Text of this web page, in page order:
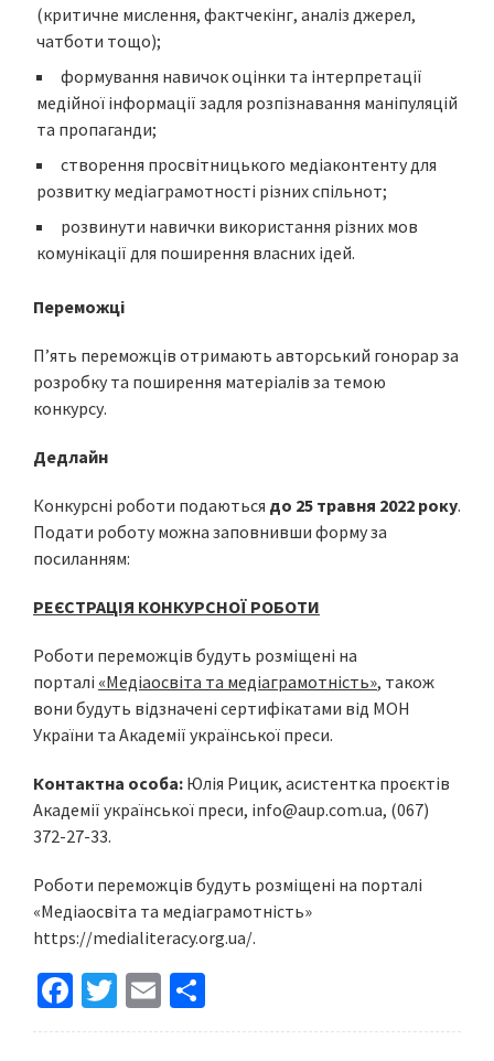
(критичне мислення, фактчекінг, аналіз джерел,
чатботи тощо);
формування навичок оцінки та інтерпретації
медійної інформації задля розпізнавання маніпуляцій
та пропаганди;
створення просвітницького медіаконтенту для
розвитку медіаграмотності різних спільнот;
розвинути навички використання різних мов
комунікації для поширення власних ідей.
Переможці
П’ять переможців отримають авторський гонорар за
розробку та поширення матеріалів за темою
конкурсу.
Дедлайн
Конкурсні роботи подаються до 25 травня 2022 року.
Подати роботу можна заповнивши форму за
посиланням:
РЕЄСТРАЦІЯ КОНКУРСНОЇ РОБОТИ
Роботи переможців будуть розміщені на
порталі «Медіаосвіта та медіаграмотність», також
вони будуть відзначені сертифікатами від МОН
України та Академії української преси.
Контактна особа: Юлія Рицик, асистентка проєктів
Академії української преси, info@aup.com.ua, (067)
372-27-33.
Роботи переможців будуть розміщені на порталі
«Медіаосвіта та медіаграмотність»
https://medialiteracy.org.ua/.
Fa
ce
T
wi
E
m h